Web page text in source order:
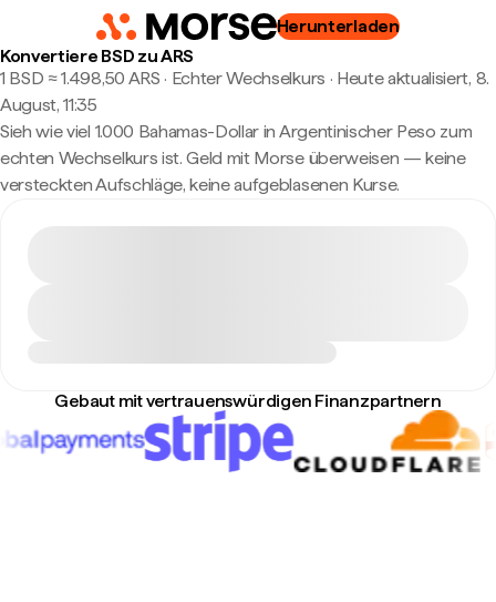
Herunterladen
Konvertiere BSD zu ARS
1 BSD ≈ 1.498,50 ARS · Echter Wechselkurs · Heute aktualisiert, 8.
August, 11:35
Sieh wie viel 1.000 Bahamas-Dollar in Argentinischer Peso zum
echten Wechselkurs ist. Geld mit Morse überweisen — keine
versteckten Aufschläge, keine aufgeblasenen Kurse.
Gebaut mit vertrauenswürdigen Finanzpartnern